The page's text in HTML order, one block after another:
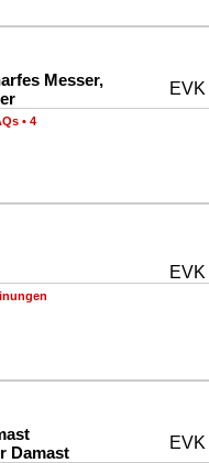
Messer,
EVK
• 4
EVK
Damast
EVK